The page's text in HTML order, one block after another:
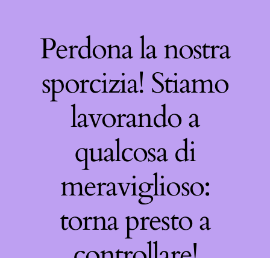
Perdona la nostra
sporcizia! Stiamo
lavorando a
qualcosa di
meraviglioso:
torna presto a